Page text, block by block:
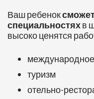
Ваш ребенок
специальностяхв
высоко ценятся
туризм
отельно-